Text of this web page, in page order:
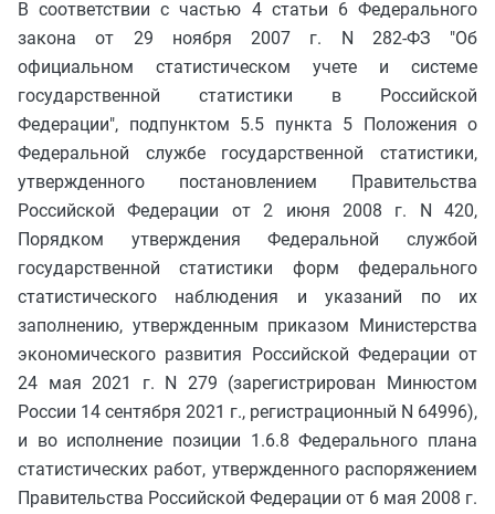
В соответствии с частью 4 статьи 6 Федерального
закона от 29 ноября 2007 г. N 282-ФЗ "Об
официальном статистическом учете и системе
государственной статистики в Российской
Федерации", подпунктом 5.5 пункта 5 Положения о
Федеральной службе государственной статистики,
утвержденного постановлением Правительства
Российской Федерации от 2 июня 2008 г. N 420,
Порядком утверждения Федеральной службой
государственной статистики форм федерального
статистического наблюдения и указаний по их
заполнению, утвержденным приказом Министерства
экономического развития Российской Федерации от
24 мая 2021 г. N 279 (зарегистрирован Минюстом
России 14 сентября 2021 г., регистрационный N 64996),
и во исполнение позиции 1.6.8 Федерального плана
статистических работ, утвержденного распоряжением
Правительства Российской Федерации от 6 мая 2008 г.